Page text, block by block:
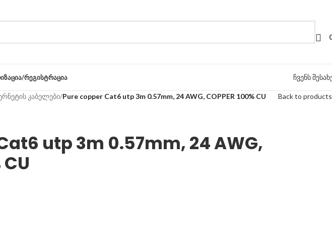
ᲠᲔᲒᲘᲡᲢᲠᲐᲪᲘᲐ ჩვენს
კაბელები/Pure copper Cat6 utp 3m 0.57mm, 24 AWG, COPPER 100% CU Back to products
utp 3m 0.57mm, 24 AWG,
CU